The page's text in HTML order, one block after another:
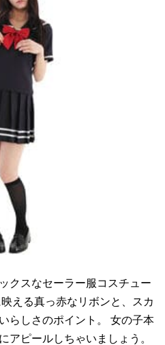
クスなセーラー服コスチュー
える真っ赤なリボンと、スカ
らしさのポイント。 女の子本
アピールしちゃいましょう。